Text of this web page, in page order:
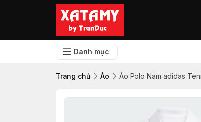
Danh mục
Trang chủ Áo Áo Polo Nam adidas